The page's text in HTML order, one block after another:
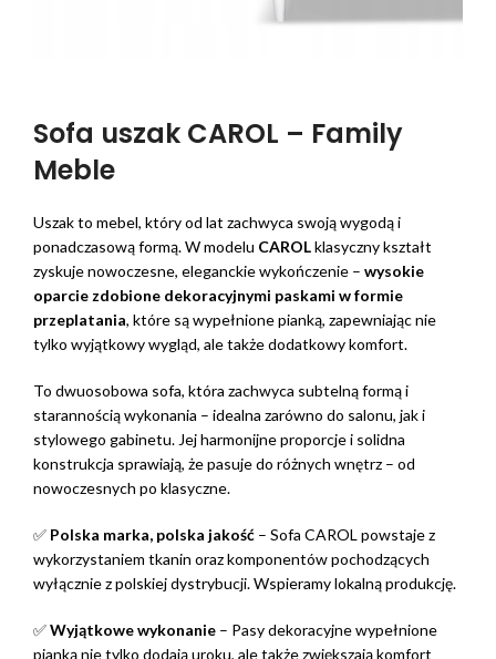
Sofa uszak CAROL – Family
Meble
Uszak to mebel, który od lat zachwyca swoją wygodą i
ponadczasową formą. W modelu CAROLklasyczny kształt
zyskuje nowoczesne, eleganckie wykończenie – wysokie
oparcie zdobione dekoracyjnymi paskami w formie
przeplatania, które są wypełnione pianką, zapewniając nie
tylko wyjątkowy wygląd, ale także dodatkowy komfort.
To dwuosobowa sofa, która zachwyca subtelną formą i
starannością wykonania – idealna zarówno do salonu, jak i
stylowego gabinetu. Jej harmonijne proporcje i solidna
konstrukcja sprawiają, że pasuje do różnych wnętrz – od
nowoczesnych po klasyczne.
✅ Polska marka, polska jakość – Sofa CAROL powstaje z
wykorzystaniem tkanin oraz komponentów pochodzących
wyłącznie z polskiej dystrybucji. Wspieramy lokalną produkcję.
✅Wyjątkowe wykonanie – Pasy dekoracyjne wypełnione
pianką nie tylko dodają uroku, ale także zwiększają komfort